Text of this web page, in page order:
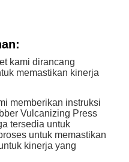
kami dirancang
memastikan kinerja
memberikan instruksi
Vulcanizing Press
tersedia untuk
untuk memastikan
kinerja yang